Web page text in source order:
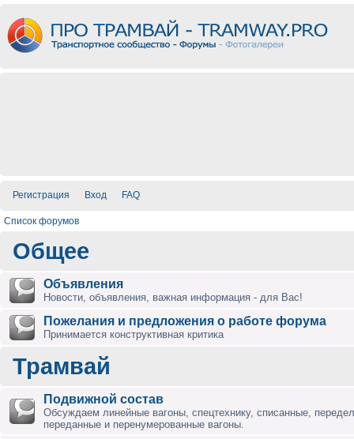
Регистрация Вход FAQ
Список форумов
Общее
Объявления
Новости, объявления, важная информация - для Вас!
Пожелания и предложения о работе форума
Принимается конструктивная критика
Трамвай
Подвижной состав
Обсуждаем линейные вагоны, спецтехнику, списанные,
переданные и перенумерованные вагоны.